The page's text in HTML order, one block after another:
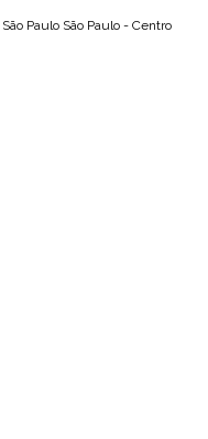
São Paulo São Paulo - Centro